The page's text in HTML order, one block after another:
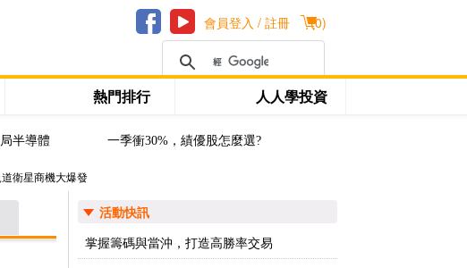
(0)
會員登入 / 註冊
熱門排行 人人學投資
半導體 一季衝30%，績優股怎麼選?
衛星商機大爆發
活動快訊
掌握籌碼與當沖，打造高勝率交易